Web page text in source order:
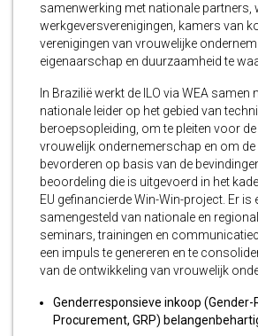
samenwerking met nationale partners,
werkgeversverenigingen, kamers van
verenigingen van vrouwelijke
eigenaarschap en duurzaamheid te
In Brazilië werkt de ILO via WEA samen
nationale leider op het gebied van
beroepsopleiding, om te pleiten voor
vrouwelijk ondernemerschap en om
bevorderen op basis van de
beoordeling die is uitgevoerd in het
EU gefinancierde Win-Win-project. Er
samengesteld van nationale en
seminars, trainingen en
een impuls te genereren en te
van de ontwikkeling van vrouwelijk
Genderresponsieve inkoop (Gender-
Procurement, GRP)